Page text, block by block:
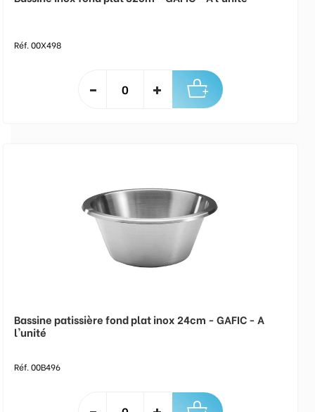
Réf. 00X498
Bassine patissière fond plat inox 24cm - GAFIC - A
l'unité
Réf. 00B496